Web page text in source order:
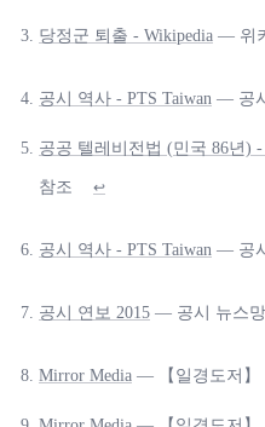
당정군 퇴출 - Wikipedia — 위
공시 역사 - PTS Taiwan — 공
공공 텔레비전법 (민국 86년)
참조 ↩
공시 역사 - PTS Taiwan — 공
공시 연보 2015 — 공시 뉴스망
Mirror Media — 【일경도저】